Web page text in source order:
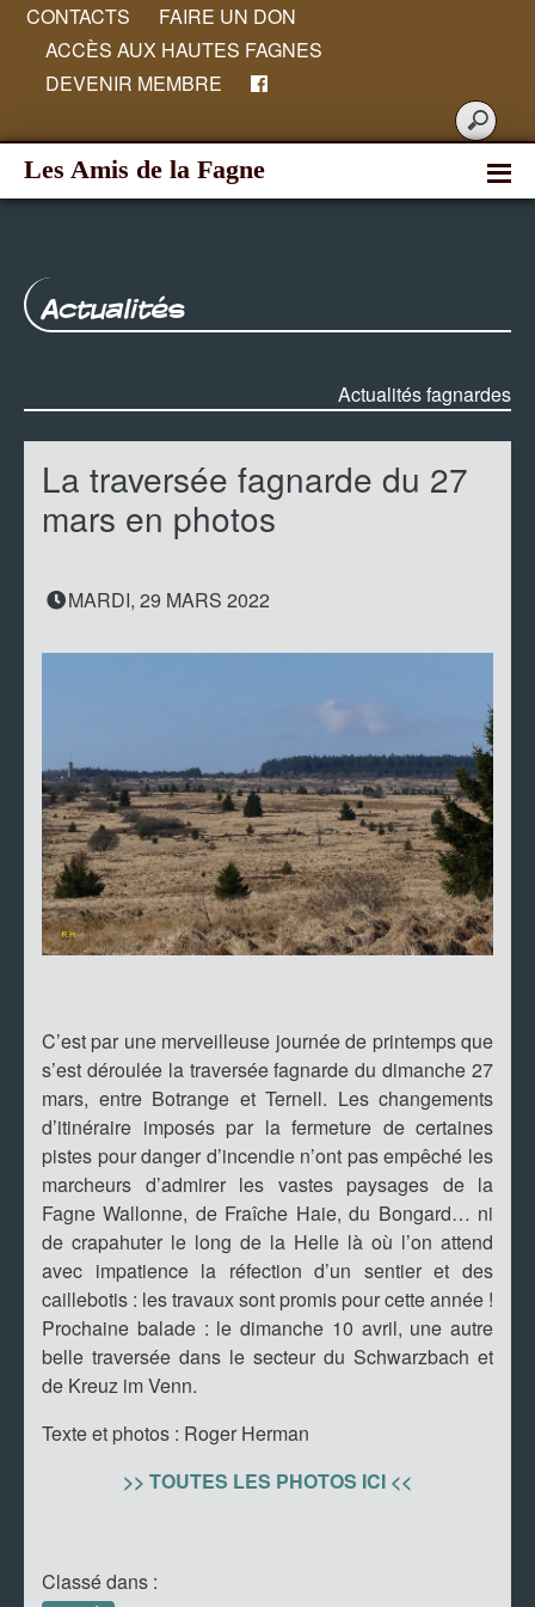
CONTACTS
FAIRE UN DON
ACCÈS AUX HAUTES FAGNES
DEVENIR MEMBRE
Les Amis de la Fagne
Actualités
Actualités fagnardes
La traversée fagnarde du 27
mars en photos
MARDI, 29 MARS 2022
C’est par une merveilleuse journée de printemps que
s’est déroulée la traversée fagnarde du dimanche 27
mars, entre Botrange et Ternell. Les changements
d’itinéraire imposés par la fermeture de certaines
pistes pour danger d’incendie n’ont pas empêché les
marcheurs d’admirer les vastes paysages de la
Fagne Wallonne, de Fraîche Haie, du Bongard… ni
de crapahuter le long de la Helle là où l’on attend
avec impatience la réfection d’un sentier et des
caillebotis : les travaux sont promis pour cette année !
Prochaine balade : le dimanche 10 avril, une autre
belle traversée dans le secteur du Schwarzbach et
de Kreuz im Venn.
Texte et photos : Roger Herman
>> TOUTES LES PHOTOS ICI <<
Classé dans :